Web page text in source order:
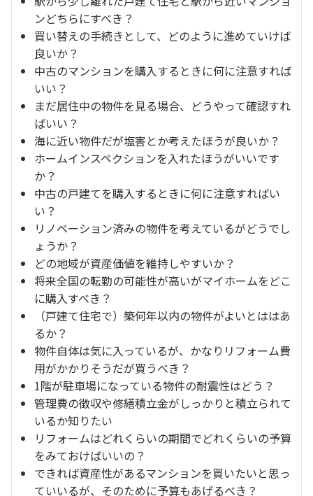
ンどちらにすべき？
買い替えの手続きとして、どのように進めていけば
良いか？
中古のマンションを購入するときに何に注意すれば
いい？
まだ居住中の物件を見る場合、どうやって確認すれ
ばいい？
海に近い物件だが塩害とか考えたほうが良いか？
ホームインスペクションを入れたほうがいいです
か？
中古の戸建てを購入するときに何に注意すればい
い？
リノベーション済みの物件を考えているがどうでし
ょうか？
どの地域が資産価値を維持しやすいか？
将来全国の転勤の可能性が高いがマイホームをどこ
に購入すべき？
（戸建て住宅で）築何年以内の物件がよいとははあ
るか？
物件自体は気に入っているが、かなりリフォーム費
用がかかりそうだが買うべき？
1階が駐車場になっている物件の耐震性はどう？
管理費の徴収や修繕積立金がしっかりと積立られて
いるか知りたい
リフォームはどれくらいの期間でどれくらいの予算
をみておけばいいの？
できれば資産性があるマンションを買いたいと思っ
ていいるが、そのために予算もあげるべき？